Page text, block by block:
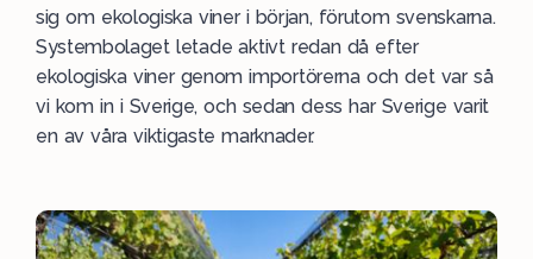
sig om ekologiska viner i början, förutom svenskarna.
Systembolaget letade aktivt redan då efter
ekologiska viner genom importörerna och det var så
vi kom in i Sverige, och sedan dess har Sverige varit
en av våra viktigaste marknader.